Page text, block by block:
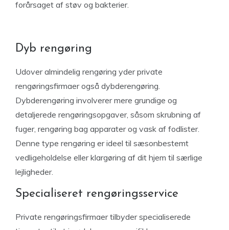
forårsaget af støv og bakterier.
Dyb rengøring
Udover almindelig rengøring yder private
rengøringsfirmaer også dybderengøring.
Dybderengøring involverer mere grundige og
detaljerede rengøringsopgaver, såsom skrubning af
fuger, rengøring bag apparater og vask af fodlister.
Denne type rengøring er ideel til sæsonbestemt
vedligeholdelse eller klargøring af dit hjem til særlige
lejligheder.
Specialiseret rengøringsservice
Private rengøringsfirmaer tilbyder specialiserede